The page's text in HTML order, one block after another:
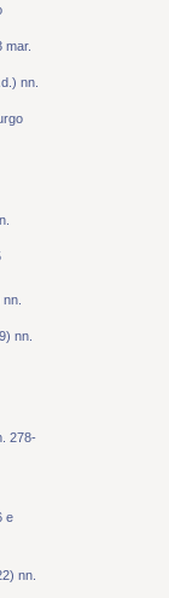
mar.
nn.
nn.
278-
e
nn.